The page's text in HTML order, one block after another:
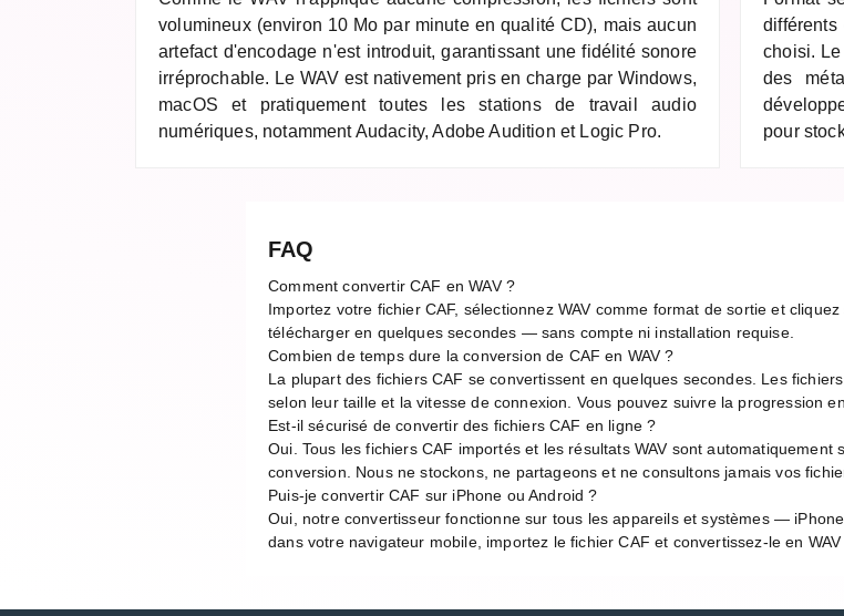
volumineux (environ 10 Mo par minute en qualité CD), mais aucun
artefact d'encodage n'est introduit, garantissant une fidélité sonore
irréprochable. Le WAV est nativement pris en charge par Windows,
macOS et pratiquement toutes les stations de travail audio
numériques, notamment Audacity, Adobe Audition et Logic Pro.
choisi.
des
pour
FAQ
Comment convertir CAF en WAV ?
Importez votre fichier CAF, sélectionnez WAV comme format de sortie et
télécharger en quelques secondes — sans compte ni installation requise.
Combien de temps dure la conversion de CAF en WAV ?
La plupart des fichiers CAF se convertissent en quelques secondes. Les
selon leur taille et la vitesse de connexion. Vous pouvez suivre la progression
Est-il sécurisé de convertir des fichiers CAF en ligne ?
Oui. Tous les fichiers CAF importés et les résultats WAV sont
conversion. Nous ne stockons, ne partageons et ne consultons jamais vos
Puis-je convertir CAF sur iPhone ou Android ?
Oui, notre convertisseur fonctionne sur tous les appareils et systèmes —
dans votre navigateur mobile, importez le fichier CAF et convertissez-le en